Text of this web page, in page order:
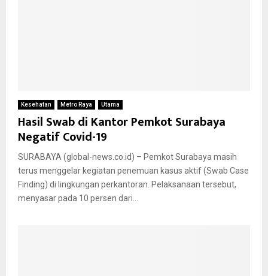
Kesehatan Metro Raya Utama
Hasil Swab di Kantor Pemkot Surabaya
Negatif Covid-19
SURABAYA (global-news.co.id) – Pemkot Surabaya masih
terus menggelar kegiatan penemuan kasus aktif (Swab Case
Finding) di lingkungan perkantoran. Pelaksanaan tersebut,
menyasar pada 10 persen dari...